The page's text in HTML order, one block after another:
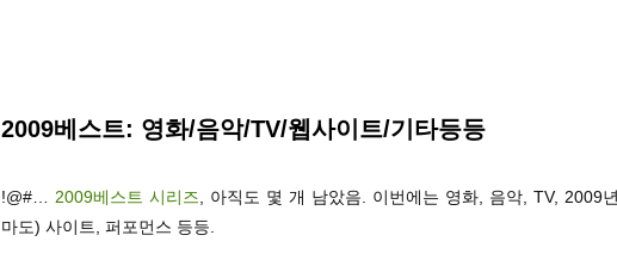
2009베스트: 영화/음악/TV/웹사이트/기타등등
!@#… 2009베스트 시리즈 , 아직도 몇 개 남았음. 이번에는 영화, 음악, TV, 2009
마도) 사이트, 퍼포먼스 등등.